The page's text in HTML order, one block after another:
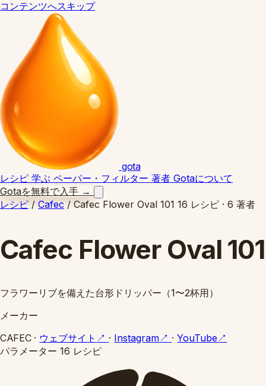
コンテンツへスキップ
gota
レシピ 学ぶ ペーパー・フィルター 著者 Gotaについて
Gotaを無料で入手 →
レシピ / Cafec / Cafec Flower Oval 101 16 レシピ · 6 著者
Cafec Flower Oval 101
フラワーリブを備えた台形ドリッパー（1〜2杯用）
メーカー
CAFEC · ウェブサイト ↗ · Instagram↗ · YouTube↗
パラメーター 16 レシピ